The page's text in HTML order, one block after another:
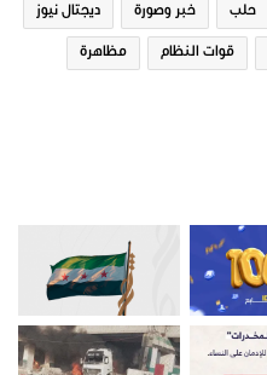
حلب خبر وصورة ديجتال نيوز
قوات النظام مظاهرة